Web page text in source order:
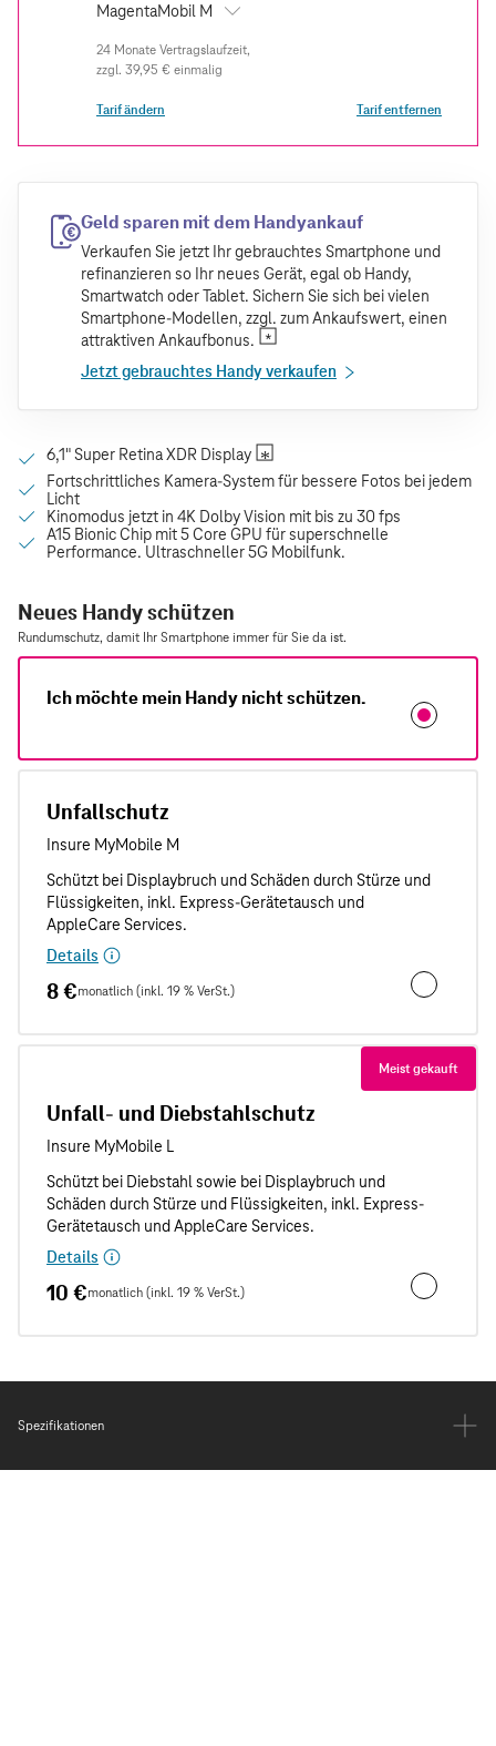
MagentaMobil M
zzgl. 39,95 € einmalig
Tarif ändern Tarif entfernen
Geld sparen mit dem Handyankauf
Verkaufen Sie jetzt Ihr gebrauchtes Smartphone und
refinanzieren so Ihr neues Gerät, egal ob Handy,
Smartwatch oder Tablet. Sichern Sie sich bei vielen
Smartphone-Modellen, zzgl. zum Ankaufswert, einen
attraktiven Ankaufbonus.
Jetzt gebrauchtes Handy verkaufen
Neues Handy schützen
Rundumschutz, damit Ihr Smartphone immer für Sie da ist.
Ich möchte mein Handy nicht schützen.
Unfallschutz
Details
8 €monatlich (inkl. 19 % VerSt.)
Meist gekauft
Unfall- und Diebstahlschutz
Details
10 €monatlich (inkl. 19 % VerSt.) Unfall- und
Spezifikationen